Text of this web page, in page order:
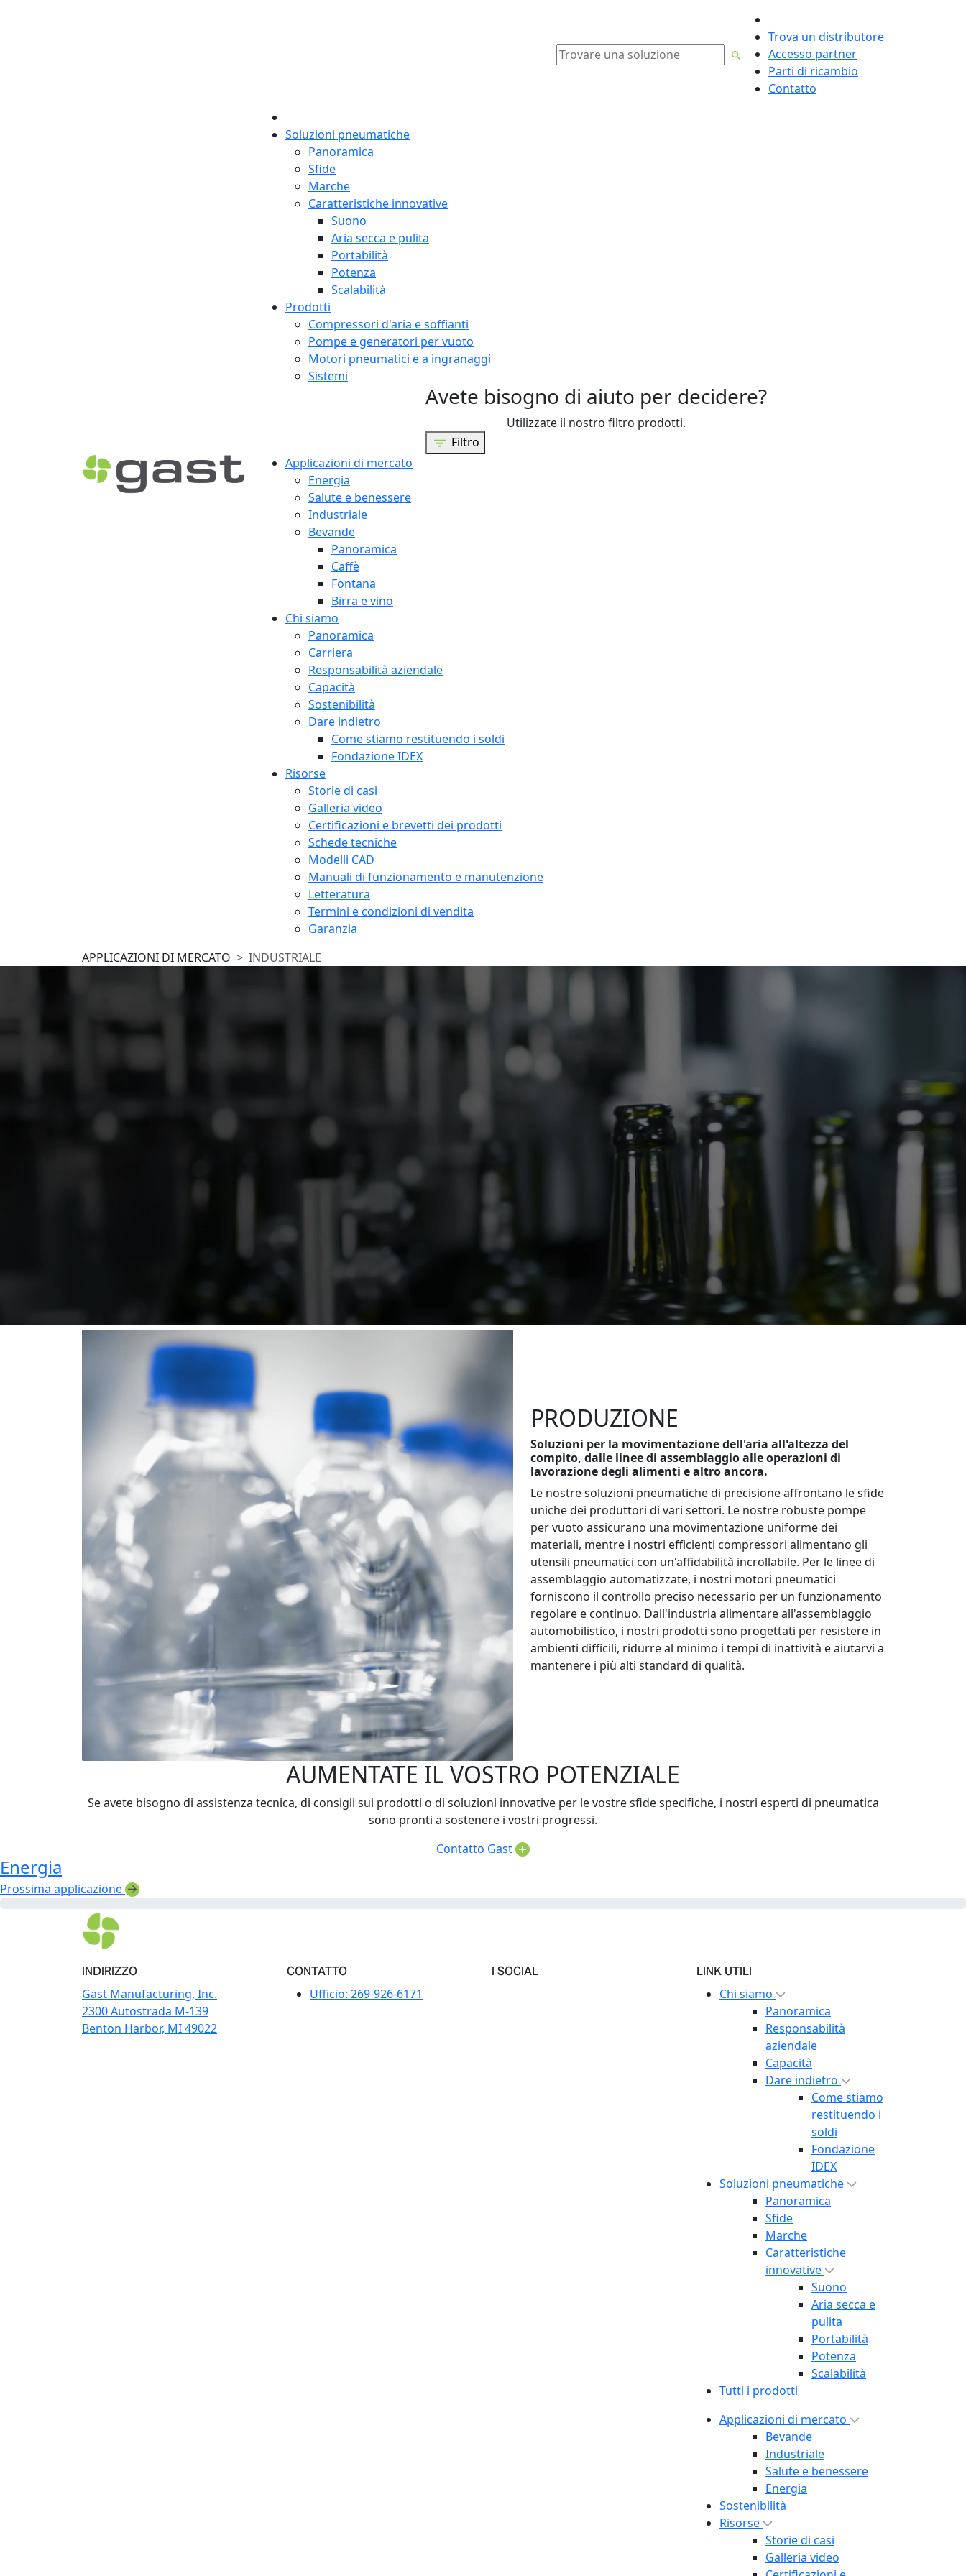
Trova un distributore
Accesso partner
Parti di ricambio
Contatto
Soluzioni pneumatiche
Panoramica
Sfide
Marche
Caratteristiche innovative
Suono
Aria secca e pulita
Portabilità
Potenza
Scalabilità
Prodotti
Compressori d'aria e soffianti
Pompe e generatori per vuoto
Motori pneumatici e a ingranaggi
Sistemi
Avete bisogno di aiuto per decidere?
Utilizzate il nostro filtro prodotti.
Filtro
Applicazioni di mercato
Energia
Salute e benessere
Industriale
Bevande
Panoramica
Caffè
Fontana
Birra e vino
Chi siamo
Panoramica
Carriera
Responsabilità aziendale
Capacità
Sostenibilità
Dare indietro
Come stiamo restituendo i soldi
Fondazione IDEX
Risorse
Storie di casi
Galleria video
Certificazioni e brevetti dei prodotti
Schede tecniche
Modelli CAD
Manuali di funzionamento e manutenzione
Letteratura
Termini e condizioni di vendita
Garanzia
APPLICAZIONI DI MERCATO
INDUSTRIALE
PRODUZIONE
Soluzioni per la movimentazione dell'aria all'altezza del
compito, dalle linee di assemblaggio alle operazioni di
lavorazione degli alimenti e altro ancora.
Le nostre soluzioni pneumatiche di precisione affrontano le sfide
uniche dei produttori di vari settori. Le nostre robuste pompe
per vuoto assicurano una movimentazione uniforme dei
materiali, mentre i nostri efficienti compressori alimentano gli
utensili pneumatici con un'affidabilità incrollabile. Per le linee di
assemblaggio automatizzate, i nostri motori pneumatici
forniscono il controllo preciso necessario per un funzionamento
regolare e continuo. Dall'industria alimentare all'assemblaggio
automobilistico, i nostri prodotti sono progettati per resistere in
ambienti difficili, ridurre al minimo i tempi di inattività e aiutarvi a
mantenere i più alti standard di qualità.
AUMENTATE IL VOSTRO POTENZIALE
Se avete bisogno di assistenza tecnica, di consigli sui prodotti o di soluzioni innovative per le vostre sfide specifiche, i nostri esperti di pneumatica
sono pronti a sostenere i vostri progressi.
Contatto Gast
Energia
Prossima applicazione
INDIRIZZO
Gast Manufacturing, Inc.
2300 Autostrada M-139
Benton Harbor, MI 49022
CONTATTO
Ufficio: 269-926-6171
I SOCIAL LINK UTILI
Chi siamo
Panoramica
Responsabilità
aziendale
Capacità
Dare indietro
Come stiamo
restituendo i
soldi
Fondazione
IDEX
Soluzioni pneumatiche
Panoramica
Sfide
Marche
Caratteristiche
innovative
Suono
Aria secca e
pulita
Portabilità
Potenza
Scalabilità
Tutti i prodotti
Applicazioni di mercato
Bevande
Industriale
Salute e benessere
Energia
Sostenibilità
Risorse
Storie di casi
Galleria video